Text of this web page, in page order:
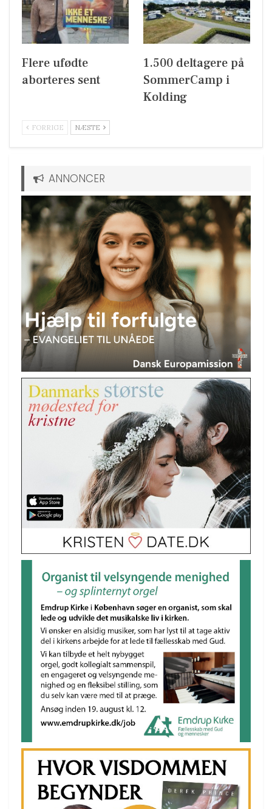
Flere ufødte
aborteres sent
1.500 deltagere på
SommerCamp i
Kolding
FORRIGE NÆSTE
ANNONCER